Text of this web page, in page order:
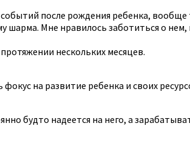
после рождения ребенка,
Мне нравилось заботиться о нем,
нескольких месяцев.
на развитие ребенка и своих
будто надеется на него, а